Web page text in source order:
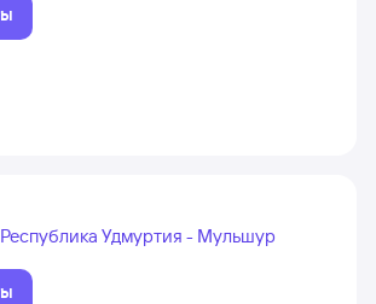
Удмуртия - Мульшур